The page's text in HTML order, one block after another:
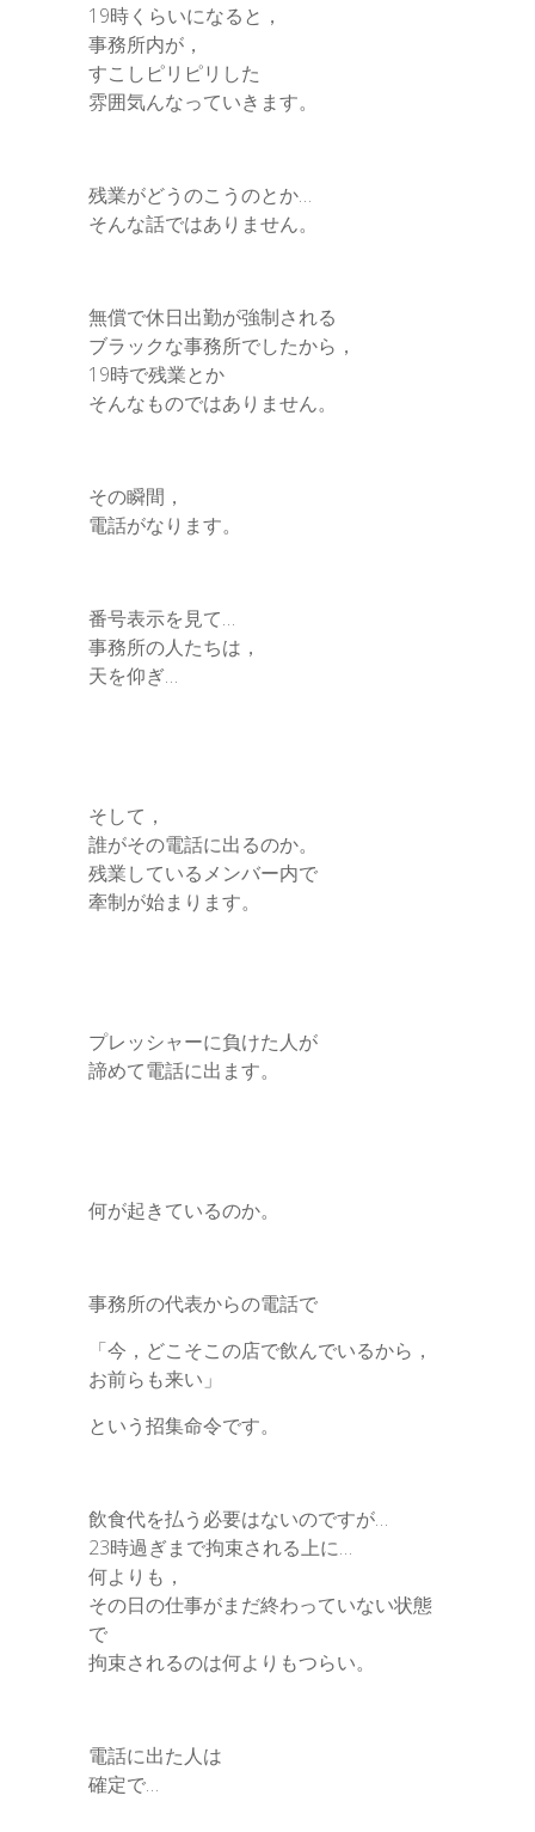
19時くらいになると，
事務所内が，
すこしピリピリした
雰囲気んなっていきます。
残業がどうのこうのとか…
そんな話ではありません。
無償で休日出勤が強制される
ブラックな事務所でしたから，
19時で残業とか
そんなものではありません。
その瞬間，
電話がなります。
番号表示を見て…
事務所の人たちは，
天を仰ぎ…
そして，
誰がその電話に出るのか。
残業しているメンバー内で
牽制が始まります。
プレッシャーに負けた人が
諦めて電話に出ます。
何が起きているのか。
事務所の代表からの電話で
「今，どこそこの店で飲んでいるから，
お前らも来い」
という招集命令です。
飲食代を払う必要はないのですが…
23時過ぎまで拘束される上に…
何よりも，
その日の仕事がまだ終わっていない状態
で
拘束されるのは何よりもつらい。
電話に出た人は
確定で…